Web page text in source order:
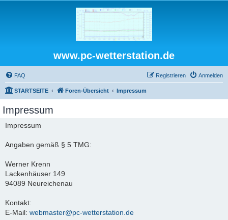
www.pc-wetterstation.de
FAQ Anmelden
Registrieren
STARTSEITE Foren-Übersicht Impressum
Impressum
Impressum
Angaben gemäß § 5 TMG:
Werner Krenn
Lackenhäuser 149
94089 Neureichenau
Kontakt:
E-Mail: webmaster@pc-wetterstation.de